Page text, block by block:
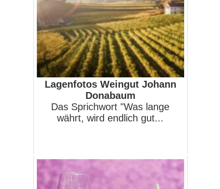
Lagenfotos Weingut Johann
Donabaum
Das Sprichwort "Was lange
währt, wird endlich gut...